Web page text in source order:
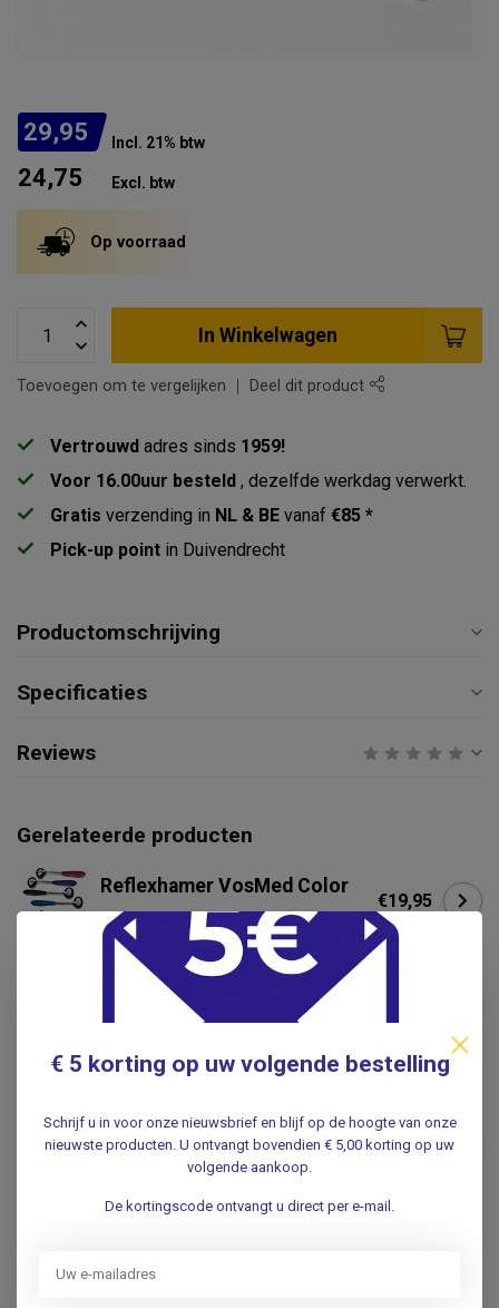
29,95 Incl. 21% btw
24,75 Excl. btw
Op voorraad
In Winkelwagen
Toevoegen om te vergelijken Deel dit product
Vertrouwd adres sinds 1959!
Voor 16.00uur besteld , dezelfde werkdag verwerkt.
Gratis verzending in NL & BE vanaf €85 *
Pick-up point in Duivendrecht
Productomschrijving
Specificaties
Reviews
Gerelateerde producten
Reflexhamer VosMed Color
.
€19,95
Reflexhamer Berliner
.
Satillo Troemner
Reflexhamer - RVS - Black
Edition - 210gr verzwaarde
dubbele kop
Niet op voorraad
€36,95
special edition: Rainbow
€ 5 korting op uw volgende bestelling
Schrijf u in voor onze nieuwsbrief en blijf op de hoogte van onze
nieuwste producten. U ontvangt bovendien € 5,00 korting op uw
volgende aankoop.
De kortingscode ontvangt u direct per e-mail.